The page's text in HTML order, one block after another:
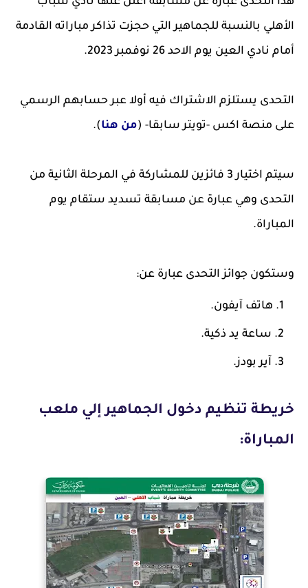
الأهلي بالنسبة للجماهير التي حجزت تذاكر مباراته القادمة
أمام نادي العين يوم الاحد 26 نوفمبر 2023.
التحدى يستلزم الاشتراك فيه أولا عبر حسابهم الرسمي
على منصة اكس -تويتر سابقا- (من هنا).
سيتم اختيار 3 فائزين للمشاركة في المرحلة الثانية من
التحدى وهي عبارة عن مسابقة تسديد ستقام يوم
المباراة.
وستكون جوائز التحدى عبارة عن:
هاتف آيفون.
ساعة يد ذكية.
آير بودز.
خريطة تنظيم دخول الجماهير إلي ملعب
المباراة: